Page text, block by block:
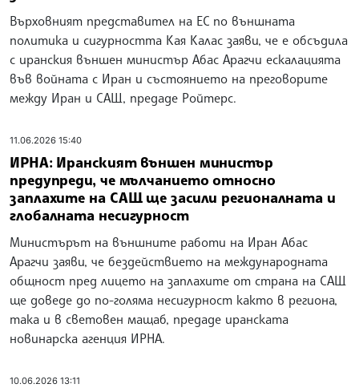
Върховният представител на ЕС по външната
политика и сигурността Кая Калас заяви, че е обсъдила
с иранския външен министър Абас Арагчи ескалацията
във войната с Иран и състоянието на преговорите
между Иран и САЩ, предаде Ройтерс.
11.06.2026 15:40
ИРНА: Иранският външен министър
предупреди, че мълчанието относно
заплахите на САЩ ще засили регионалната и
глобалната несигурност
Министърът на външните работи на Иран Абас
Арагчи заяви, че бездействието на международната
общност пред лицето на заплахите от страна на САЩ
ще доведе до по-голяма несигурност както в региона,
така и в световен мащаб, предаде иранската
новинарска агенция ИРНА.
10.06.2026 13:11